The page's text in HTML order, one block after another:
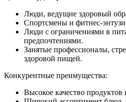
Люди, ведущие здоровый
Спортсмены и фитнес-
Люди с ограничениями в
предпочтениями.
Занятые профессионалы,
здоровой пищей.
Конкурентные преимущества:
Высокое качество продуктов